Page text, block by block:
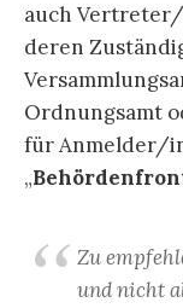
auch
deren
Ordnungsamt
für Anmelder/
„
Zu
und nicht